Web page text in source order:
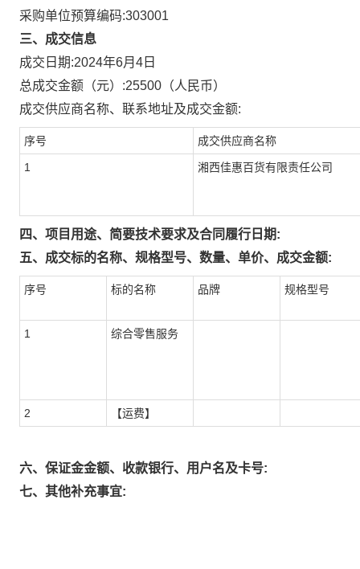
采购单位预算编码:303001
三、成交信息
成交日期:2024年6月4日
总成交金额（元）:25500 （人民币）
成交供应商名称、联系地址及成交金额:
序号 成交供应商名称
1 湘西佳惠百货有限责任公司
四、项目用途、简要技术要求及合同履行日期:
五、成交标的名称、规格型号、数量、单价、成交金额:
序号 标的名称 品牌 规格型号
1 综合零售服务
2 【运费】
六、保证金金额、收款银行、用户名及卡号:
七、其他补充事宜: